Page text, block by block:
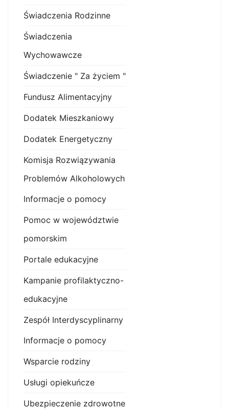
Świadczenia Rodzinne
Świadczenia
Wychowawcze
Świadczenie " Za życiem "
Fundusz Alimentacyjny
Dodatek Mieszkaniowy
Dodatek Energetyczny
Komisja Rozwiązywania
Problemów Alkoholowych
Informacje o pomocy
Pomoc w województwie
pomorskim
Portale edukacyjne
Kampanie profilaktyczno-
edukacyjne
Zespół Interdyscyplinarny
Informacje o pomocy
Wsparcie rodziny
Usługi opiekuńcze
Ubezpieczenie zdrowotne